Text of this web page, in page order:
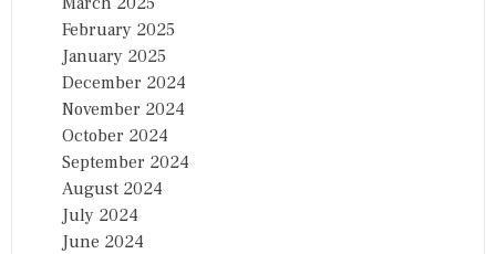
February 2025
January 2025
December 2024
November 2024
October 2024
September 2024
August 2024
July 2024
June 2024